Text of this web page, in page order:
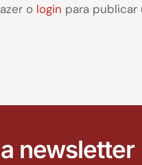
o login para publicar
newsletter